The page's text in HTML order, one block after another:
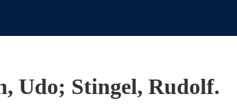
Udo; Stingel, Rudolf.